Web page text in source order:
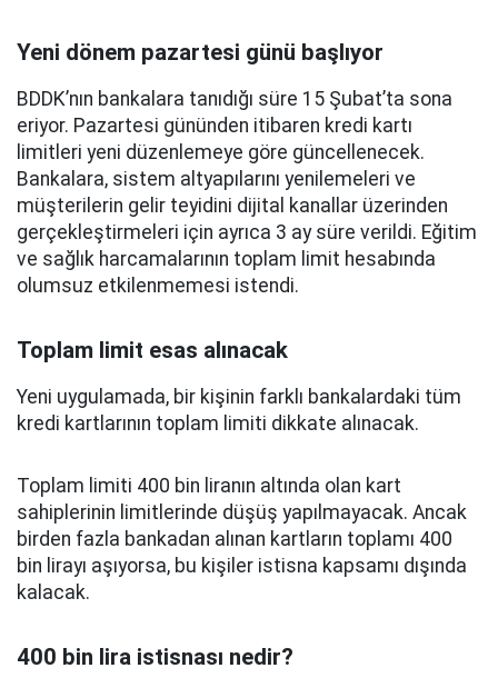
Yeni dönem pazartesi günü başlıyor
BDDK’nın bankalara tanıdığı süre 15 Şubat’ta sona
eriyor. Pazartesi gününden itibaren kredi kartı
limitleri yeni düzenlemeye göre güncellenecek.
Bankalara, sistem altyapılarını yenilemeleri ve
müşterilerin gelir teyidini dijital kanallar üzerinden
gerçekleştirmeleri için ayrıca 3 ay süre verildi. Eğitim
ve sağlık harcamalarının toplam limit hesabında
olumsuz etkilenmemesi istendi.
Toplam limit esas alınacak
Yeni uygulamada, bir kişinin farklı bankalardaki tüm
kredi kartlarının toplam limiti dikkate alınacak.
Toplam limiti 400 bin liranın altında olan kart
sahiplerinin limitlerinde düşüş yapılmayacak. Ancak
birden fazla bankadan alınan kartların toplamı 400
bin lirayı aşıyorsa, bu kişiler istisna kapsamı dışında
kalacak.
400 bin lira istisnası nedir?